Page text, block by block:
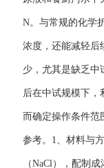
N。与常规的化学
浓度，还能减轻后
少，尤其是缺乏中
后在中试规模下，
而确定操作条件范
参考。1、材料与
（NaCl），配制